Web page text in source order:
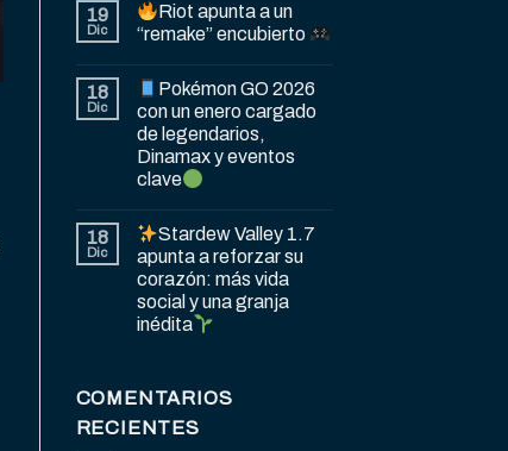
19
Dic
Riot apunta a un
“remake” encubierto
18
Dic
Pokémon GO 2026
con un enero cargado
de legendarios,
Dinamax y eventos
clave
18
Dic
Stardew Valley 1.7
apunta a reforzar su
corazón: más vida
social y una granja
inédita
COMENTARIOS
RECIENTES